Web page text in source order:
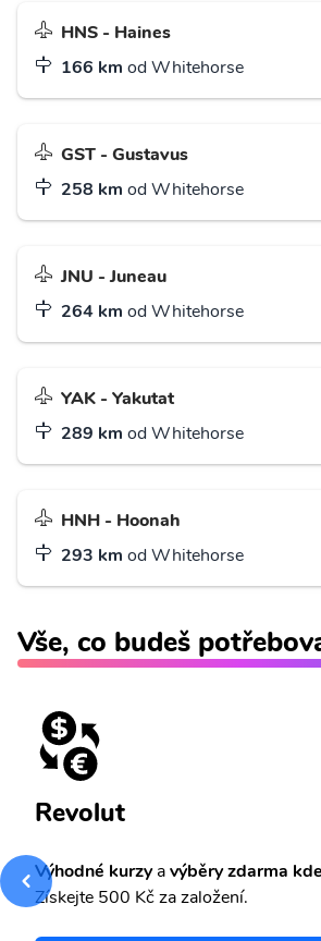
HNS - Haines
166 km od Whitehorse
GST - Gustavus
258 km od Whitehorse
JNU - Juneau
264 km od Whitehorse
YAK - Yakutat
289 km od Whitehorse
HNH - Hoonah
293 km od Whitehorse
Vše, co budeš
Revolut
Výhodné kurzyavýběry zdarma
Získejte 500 Kč za založení.